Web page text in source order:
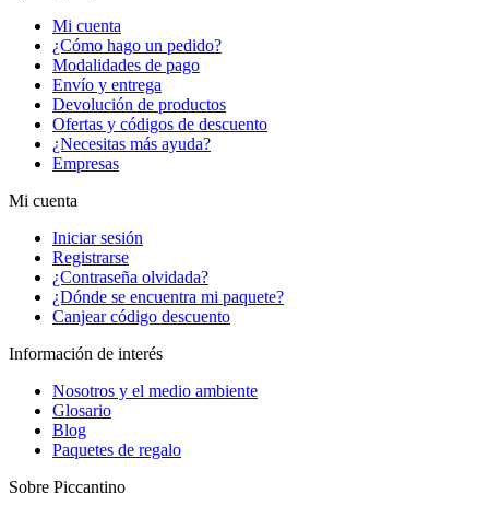
Mi cuenta
¿Cómo hago un pedido?
Modalidades de pago
Envío y entrega
Devolución de productos
Ofertas y códigos de descuento
¿Necesitas más ayuda?
Empresas
Mi cuenta
Iniciar sesión
Registrarse
¿Contraseña olvidada?
¿Dónde se encuentra mi paquete?
Canjear código descuento
Información de interés
Nosotros y el medio ambiente
Glosario
Blog
Paquetes de regalo
Sobre Piccantino